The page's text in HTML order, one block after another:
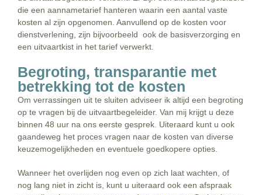
die een aannametarief hanteren waarin een aantal vaste
kosten al zijn opgenomen. Aanvullend op de kosten voor
dienstverlening, zijn bijvoorbeeld ook de basisverzorging en
een uitvaartkist in het tarief verwerkt.
Begroting, transparantie met
betrekking tot de kosten
Om verrassingen uit te sluiten adviseer ik altijd een begroting
op te vragen bij de uitvaartbegeleider. Van mij krijgt u deze
binnen 48 uur na ons eerste gesprek. Uiteraard kunt u ook
gaandeweg het proces vragen naar de kosten van diverse
keuzemogelijkheden en eventuele goedkopere opties.
Wanneer het overlijden nog even op zich laat wachten, of
nog lang niet in zicht is, kunt u uiteraard ook een afspraak